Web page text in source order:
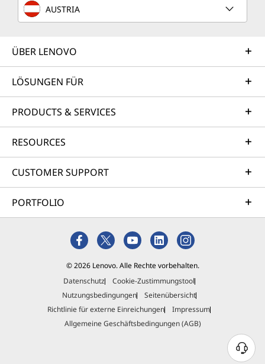
AUSTRIA
ÜBER LENOVO
LÖSUNGEN FÜR
PRODUCTS & SERVICES
RESOURCES
CUSTOMER SUPPORT
PORTFOLIO
© 2026 Lenovo. Alle Rechte vorbehalten.
Datenschutz
Cookie-Zustimmungstool
Nutzungsbedingungen
Seitenübersicht
Richtlinie für externe Einreichungen
Impressum
Allgemeine Geschäftsbedingungen (AGB)